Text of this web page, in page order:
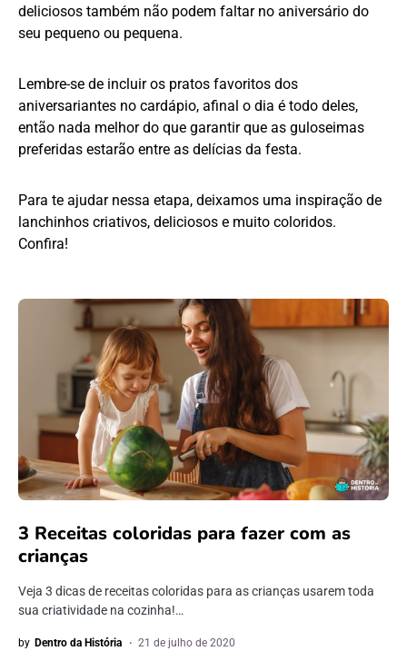
deliciosos também não podem faltar no aniversário do
seu pequeno ou pequena.
Lembre-se de incluir os pratos favoritos dos
aniversariantes no cardápio, afinal o dia é todo deles,
então nada melhor do que garantir que as guloseimas
preferidas estarão entre as delícias da festa.
Para te ajudar nessa etapa, deixamos uma inspiração de
lanchinhos criativos, deliciosos e muito coloridos.
Confira!
3 Receitas coloridas para fazer com as
crianças
Veja 3 dicas de receitas coloridas para as crianças usarem toda
sua criatividade na cozinha!…
by Dentro da História 21 de julho de 2020